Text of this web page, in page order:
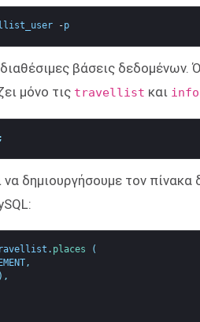
-p
βάσεις
μόνο τις travellist και
να δημιουργήσουμε τον
. places
(
,
,